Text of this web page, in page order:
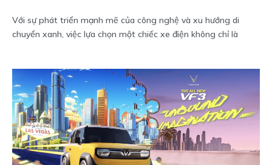
Với sự phát triển mạnh mẽ của công nghệ và xu hướng di
chuyển xanh, việc lựa chọn một chiếc xe điện không chỉ là
sự chú ý tại VinFast Sài Gòn nhờ vào thiết kế hiện đại, công
nghệ tiên tiến và mức chi phí vận hành cực kỳ hợp lý. Không chỉ
là một chiếc xe, VinFast VF 5 còn là tuyên ngôn của những
người trẻ yêu thích sự sáng tạo, tự do và đột phá. Cùng
VinFast Sài Gòn tìm hiểu chi tiết về mẫu xe điện quốc dân này.